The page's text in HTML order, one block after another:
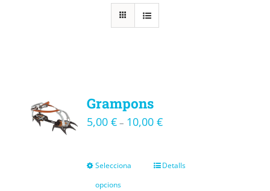
Grampons
5,00 €– 10,00 €
Selecciona
opcions
Detalls